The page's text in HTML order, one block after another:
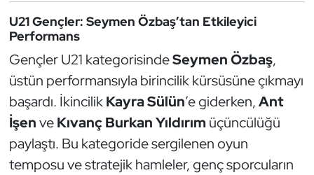
U21 Gençler: Seymen Özbaş’tan Etkileyici
Performans
Gençler U21 kategorisindeSeymen Özbaş,
üstün performansıyla birincilik kürsüsüne çıkmayı
başardı. İkincilikKayra Sülün’e giderken,Ant
İşenveKıvanç Burkan Yıldırımüçüncülüğü
paylaştı. Bu kategoride sergilenen oyun
temposu ve stratejik hamleler, genç sporcuların
Motor Sporları
Muay Thai
Okçuluk
Optimist